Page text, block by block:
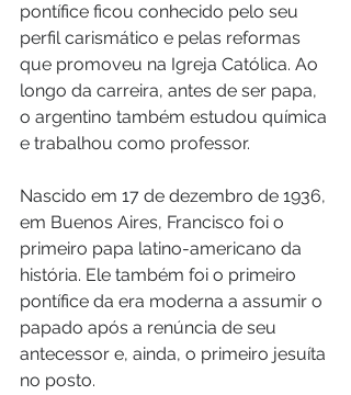
pontífice ficou conhecido pelo seu
perfil carismático e pelas reformas
que promoveu na Igreja Católica. Ao
longo da carreira, antes de ser papa,
o argentino também estudou química
e trabalhou como professor.
Nascido em 17 de dezembro de 1936,
em Buenos Aires, Francisco foi o
primeiro papa latino-americano da
história. Ele também foi o primeiro
pontífice da era moderna a assumir o
papado após a renúncia de seu
antecessor e, ainda, o primeiro jesuíta
no posto.